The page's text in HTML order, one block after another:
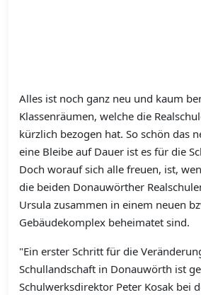
Alles ist noch ganz neu und kaum
Klassenräumen, welche die
kürzlich bezogen hat. So schön das
eine Bleibe auf Dauer ist es für die
Doch worauf sich alle freuen, ist,
die beiden Donauwörther
Ursula zusammen in einem neuen
Gebäudekomplex beheimatet sind.
"Ein erster Schritt für die
Schullandschaft in Donauwörth ist
Schulwerksdirektor Peter Kosak bei